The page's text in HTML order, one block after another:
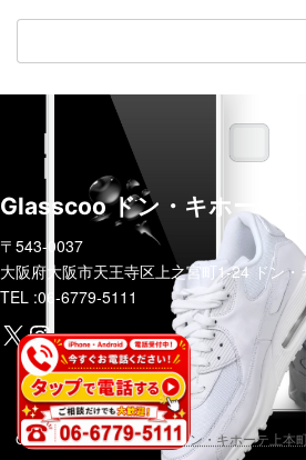
検
Glasscoo ドン・キホーテ
〒543-0037
大阪府大阪市天王寺区上之宮町1-24 ドン
TEL :06-6779-5111
https://x.com/
Instagram
COPYRIGHT (C)Glasscoo ドン・キホーテ上本